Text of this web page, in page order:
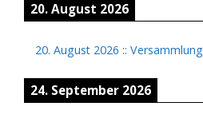
20. August 2026
20. August 2026 :: Versammlung
24. September 2026